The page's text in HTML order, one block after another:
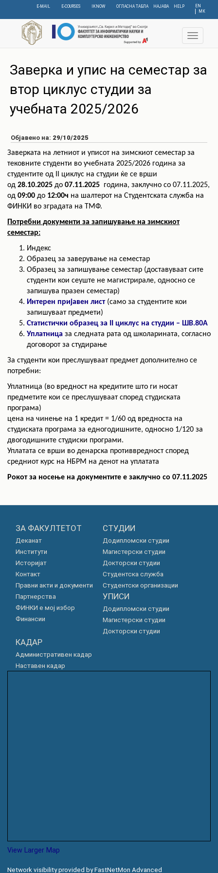
content
EN
МК
E-MAIL E-COURSES IKNOW ОГЛАСНА ТАБЛА НАЈАВА HELP
Toggle
Заверка и упис на семестар за
втор циклус студии за
учебната 2025/2026
Објавено на: 29/10/2025
Заверката на летниот и уписот на зимскиот семестар за
тековните студенти во учебната 2025/2026 година за
студентите од II циклус на студии ќе се врши
од 28.10.2025 до 07.11.2025 година, заклучно со 07.11.2025,
од 09:00 до 12:00ч на шалтерот на Студентската служба на
ФИНКИ во зградата на ТМФ.
Потребни документи за запишување на зимскиот
семестар:
Индекс
Образец за заверување на семестар
Образец за запишување семестар (доставуваат сите
студенти кои сеуште не магистрирале, односно се
запишува празен семестар)
Интерен пријавен лист(само за студентите кои
запишуваат предмети)
Статистички образец за II циклус на студии – ШВ.80А
Уплатница за следната рата од школарината, согласно
договорот за студирање
За студенти кои преслушуваат предмет дополнително се
потребни:
Уплатница (во вредност на кредитите што ги носат
предметите кои се преслушуваат според студиската
програма)
цена на чинење на 1 кредит = 1/60 од вредноста на
студиската програма за едногодишните, односно 1/120 за
двогодишните студиски програми.
Уплатата се врши во денарска противвредност според
средниот курс на НБРМ на денот на уплатата
Рокот за носење на документите е заклучно со 07.11.2025
ЗА ФАКУЛТЕТОТ
Деканат
Институти
Историјат
Контакт
Правни акти и документи
Партнерства
ФИНКИ е мој избор
Финансии
СТУДИИ
Додипломски студии
Магистерски студии
Докторски студии
Студентска служба
Студентски организации
УПИСИ
Додипломски студии
Магистерски студии
Докторски студии
КАДАР
Административен кадар
Наставен кадар
View Larger Map
Network visibility provided by FastNetMon Advanced